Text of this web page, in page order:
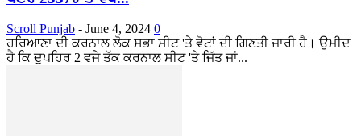
Scroll Punjab - June 4, 2024 0
ਹਰਿਆਣਾ ਦੀ ਕਰਨਾਲ ਲੋਕ ਸਭਾ ਸੀਟ 'ਤੇ ਵੋਟਾਂ ਦੀ ਗਿਣਤੀ ਜਾਰੀ ਹੈ। ਉਮੀਦ
ਹੈ ਕਿ ਦੁਪਹਿਰ 2 ਵਜੇ ਤੱਕ ਕਰਨਾਲ ਸੀਟ 'ਤੇ ਜਿੱਤ ਜਾਂ...